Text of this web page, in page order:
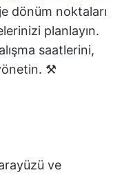
dönüm noktaları
planlayın.
saatlerini,
⚒️
ve